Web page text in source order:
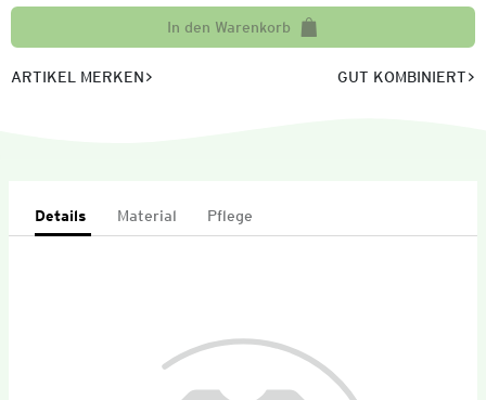
In den Warenkorb
ARTIKEL MERKEN GUT KOMBINIERT
Details Material Pflege